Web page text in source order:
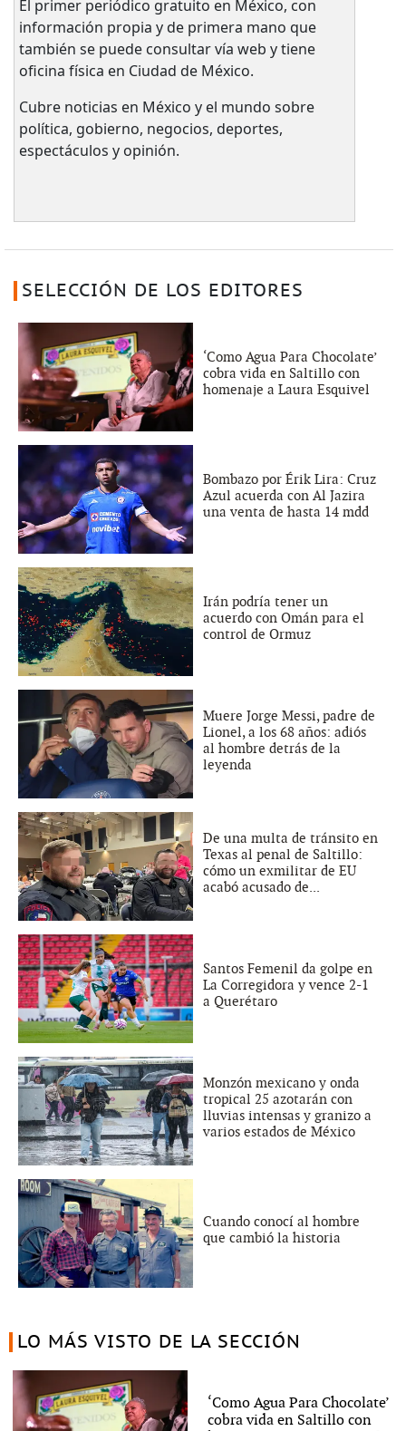
El primer periódico gratuito en México, con
información propia y de primera mano que
también se puede consultar vía web y tiene
oficina física en Ciudad de México.
Cubre noticias en México y el mundo sobre
política, gobierno, negocios, deportes,
espectáculos y opinión.
SELECCIÓN DE LOS EDITORES
‘Como Agua Para Chocolate’
cobra vida en Saltillo con
homenaje a Laura Esquivel
Bombazo por Érik Lira: Cruz
Azul acuerda con Al Jazira
una venta de hasta 14 mdd
Irán podría tener un
acuerdo con Omán para el
control de Ormuz
Muere Jorge Messi, padre de
Lionel, a los 68 años: adiós
al hombre detrás de la
leyenda
De una multa de tránsito en
Texas al penal de Saltillo:
cómo un exmilitar de EU
acabó acusado de...
Santos Femenil da golpe en
La Corregidora y vence 2-1
a Querétaro
Monzón mexicano y onda
tropical 25 azotarán con
lluvias intensas y granizo a
varios estados de México
Cuando conocí al hombre
que cambió la historia
LO MÁS VISTO DE LA SECCIÓN
‘Como Agua Para Chocolate’
cobra vida en Saltillo con